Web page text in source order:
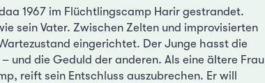
1967 im Flüchtlingscamp Harir gestrandet.
sein Vater. Zwischen Zelten und improvisierten
eingerichtet. Der Junge hasst die
und die Geduld der anderen. Als eine ältere Frau
reift sein Entschluss auszubrechen. Er will